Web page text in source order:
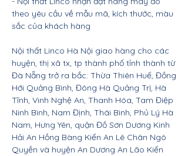
theo yêu cầu về mẫu mã, kích thước, màu
sắc của khách hàng
Nội thất Linco Hà Nội giao hàng cho các
huyện, thị xã tx, tp thành phố tỉnh thành từ
Đà Nẵng trở ra bắc: Thừa Thiên Huế, Đồng
Hới Quảng Bình, Đông Hà Quảng Trị, Hà
Tĩnh, Vinh Nghệ An, Thanh Hóa, Tam Điệp
Ninh Bình, Nam Định, Thái Bình, Phủ Lý Hà
Nam, Hưng Yên, quận Đồ Sơn Dương Kinh
Hải An Hồng Bàng Kiến An Lê Chân Ngô
Quyền và huyện An Dương An Lão Kiến